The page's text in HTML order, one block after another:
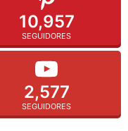
10,957
SEGUIDORES
2,577
SEGUIDORES